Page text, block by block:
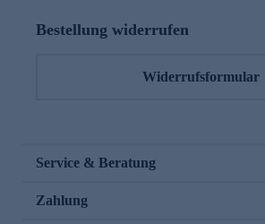
Bestellung widerrufen
Widerrufsformular
Service & Beratung
Zahlung